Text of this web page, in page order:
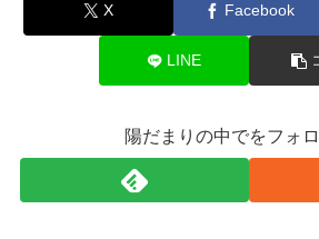
X Facebook
LINE
陽だまりの中でをフォ